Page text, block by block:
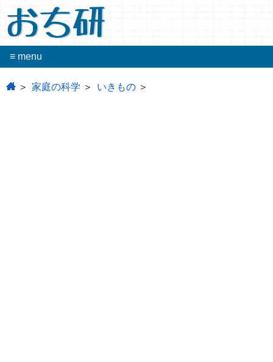
おち研
≡ menu
home 家庭の科学 いきもの